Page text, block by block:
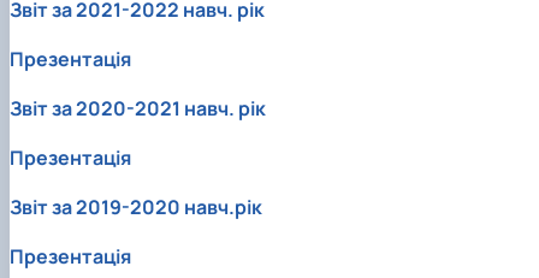
Звіт за 2021-2022 навч. рік
Презентація
Звіт за 2020-2021 навч. рік
Презентація
Звіт за 2019-2020 навч.рік
Презентація